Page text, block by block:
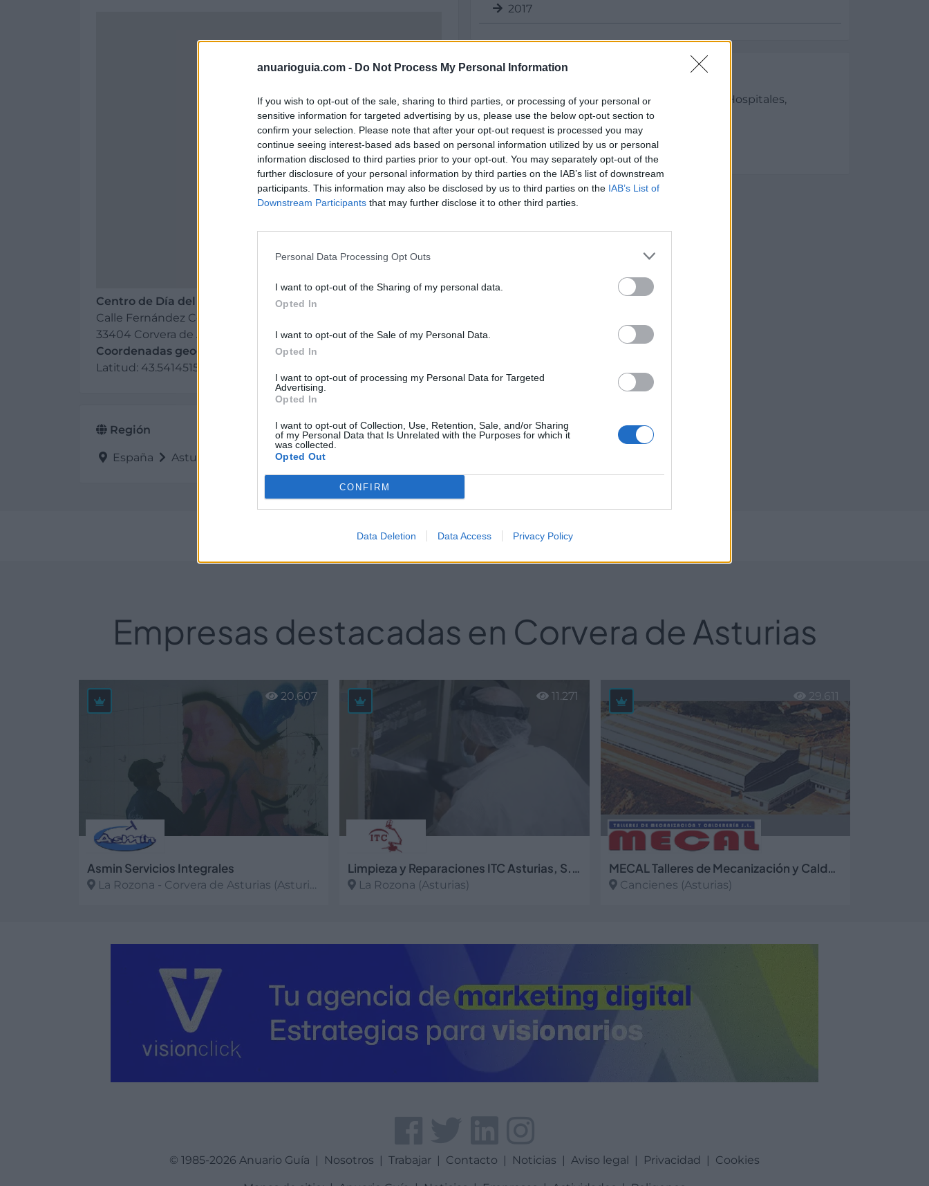
anuarioguia.com - Do Not Process My Personal Information
If you wish to opt-out of the sale, sharing to third parties, or processing of your personal or
sensitive information for targeted advertising by us, please use the below opt-out section to
confirm your selection. Please note that after your opt-out request is processed you may
continue seeing interest-based ads based on personal information utilized by us or personal
information disclosed to third parties prior to your opt-out. You may separately opt-out of the
further disclosure of your personal information by third parties on the IAB’s list of downstream
participants. This information may also be disclosed by us to third parties on the IAB’s List of
Downstream Participants that may further disclose it to other third parties.
Personal Data Processing Opt Outs
I want to opt-out of the Sharing of my personal data.
Opted In
I want to opt-out of the Sale of my Personal Data.
Opted In
I want to opt-out of processing my Personal Data for Targeted
Advertising.
Opted In
I want to opt-out of Collection, Use, Retention, Sale, and/or Sharing
of my Personal Data that Is Unrelated with the Purposes for which it
was collected.
Opted Out
CONFIRM
Data Deletion Data Access Privacy Policy
Centro de Día del Principado
Calle Fernández Corugedo, 1 Bajo
33404 Corvera de Asturias (Asturias)
Coordenadas geográficas:
Latitud: 43.5414515, longitud: -5.8855146
Región
España Asturias Corvera de Asturias
2017
Sanidad, Especialidades Médicas, Clínicas y Hospitales,
Servicios Sociales y Equipamientos:
Centro de Día
Perfil activo desde:07/09/2023|Última actualización:
Empresas destacadas en Corvera de Asturias
Asmin Servicios Integrales
La Rozona - Corvera de Asturias (Asturias)
20.607
Limpieza y Reparaciones ITC Asturias, S.L.
La Rozona (Asturias)
11.271
MECAL Talleres de Mecanización y Calderería, S.L.
Cancienes (Asturias)
29.611
© 1985-2026 Anuario Guía | Nosotros | Trabajar | Contacto | Noticias | Aviso legal | Privacidad | Cookies